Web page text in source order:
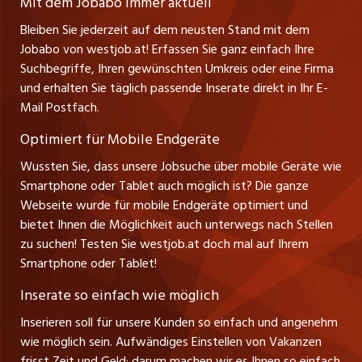
Führungspositionen
Management / Kader-Jobs
jobbern.ch
jobbasel.ch
zentraljob.ch
myjob.ch
schaffu.ch (VS)
ajourjob.ch
russmedia.com
vol.at
Stefan Spötl
Tel. +43 664 39 47 47 7
Leiter westjob.at
Andrea Graf
Tel. +43 664 20 30 02 1
Verkauf und Beratung
Bleiben Sie jederzeit auf dem neusten Stand mit dem
Jobabo von westjob.at! Erfassen Sie ganz einfach Ihre
Suchbegriffe, Ihren gewünschten Umkreis oder eine Firma
und erhalten Sie täglich passende Inserate direkt in Ihr E-
Mail Postfach.
Optimiert für Mobile Endgeräte
Wussten Sie, dass unsere Jobsuche über mobile Geräte wie
Smartphone oder Tablet auch möglich ist? Die ganze
Webseite wurde für mobile Endgeräte optimiert und
bietet Ihnen die Möglichkeit auch unterwegs nach Stellen
zu suchen! Testen Sie westjob.at doch mal auf Ihrem
Smartphone oder Tablet!
Inserate so einfach wie möglich
Inserieren soll für unsere Kunden so einfach und angenehm
wie möglich sein. Aufwändiges Einstellen von Vakanzen